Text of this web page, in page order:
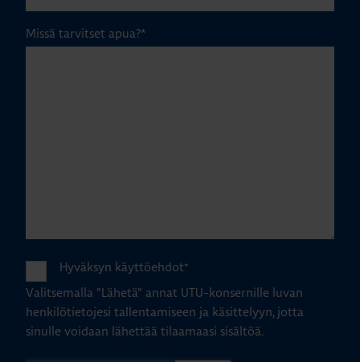
Missä tarvitset apua?*
Hyväksyn käyttöehdot*
Valitsemalla "Lähetä" annat UTU-konsernille luvan
henkilötietojesi tallentamiseen ja käsittelyyn, jotta
sinulle voidaan lähettää tilaamaasi sisältöä.